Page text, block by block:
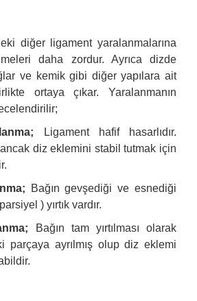
diğer ligament yaralanmalarına
daha zordur. Ayrıca dizde
ve kemik gibi diğer yapılara ait
ortaya çıkar. Yaralanmanın
Ligament hafif hasarlıdır.
diz eklemini stabil tutmak için
Bağın gevşediği ve esnediği
) yırtık vardır.
Bağın tam yırtılması olarak
parçaya ayrılmış olup diz eklemi